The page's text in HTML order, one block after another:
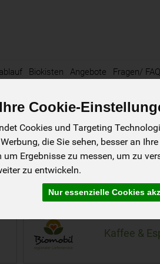
Cookie-
Cookies und Targeting
die Sie sehen, besser an
Ergebnisse zu messen, um zu
zu entwickeln.
Nur essenzielle Cookies
Biokisten Angebote Fragen/ FAQ
Genuss aus fairem Handel
würziger Schwarz- und
stehen für 100 % Bio-Qualität, faire
fair gehandelt und vollmundig im
Kaffee &